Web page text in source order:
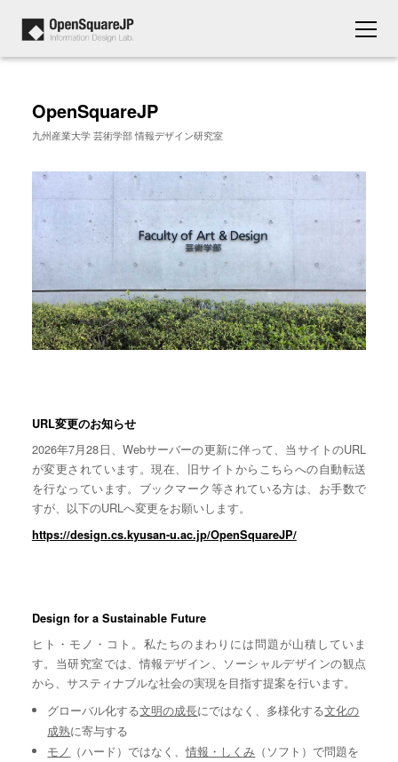
OpenSquareJP
九州産業大学 芸術学部 情報デザイン研究室
URL変更のお知らせ
2026年7月28日、Webサーバーの更新に伴って、当サイトのURL
が変更されています。現在、旧サイトからこちらへの自動転送
を行なっています。ブックマーク等されている方は、お手数で
すが、以下のURLへ変更をお願いします。
https://design.cs.kyusan-u.ac.jp/OpenSquareJP/
Design for a Sustainable Future
ヒト・モノ・コト。私たちのまわりには問題が山積していま
す。当研究室では、情報デザイン、ソーシャルデザインの観点
から、サスティナブルな社会の実現を目指す提案を行います。
グローバル化する文明の成長にではなく、多様化する文化の
成熟に寄与する
モノ （ハード）ではなく、情報・しくみ （ソフト）で問題を